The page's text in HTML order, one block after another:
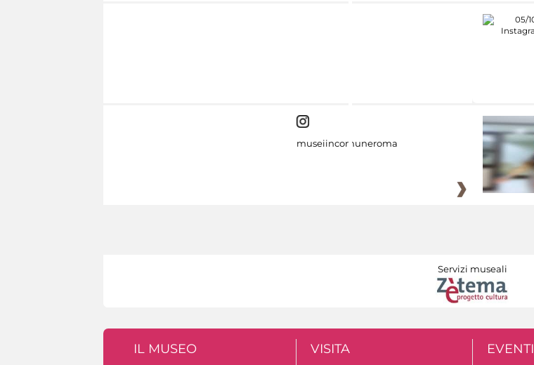
museiincomuneroma
Servizi museali
IL MUSEO VISITA EVENTI